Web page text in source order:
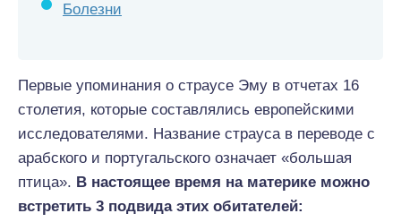
Болезни
Первые упоминания о страусе Эму в отчетах 16
столетия, которые составлялись европейскими
исследователями. Название страуса в переводе с
арабского и португальского означает «большая
птица». В настоящее время на материке можно
встретить 3 подвида этих обитателей: